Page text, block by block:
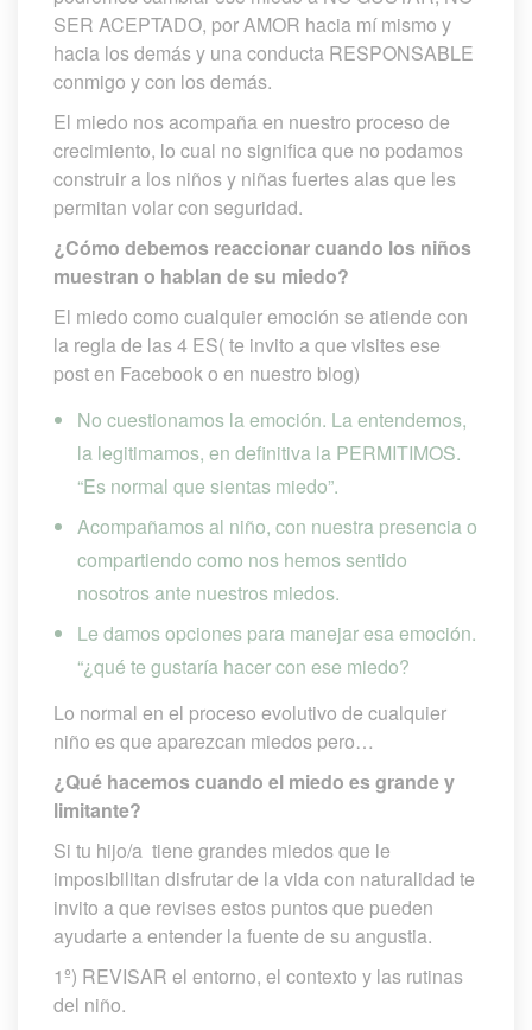
SER ACEPTADO, por AMOR hacia mí mismo y
hacia los demás y una conducta RESPONSABLE
conmigo y con los demás.
El miedo nos acompaña en nuestro proceso de
crecimiento, lo cual no significa que no podamos
construir a los niños y niñas fuertes alas que les
permitan volar con seguridad.
¿Cómo debemos reaccionar cuando los niños
muestran o hablan de su miedo?
El miedo como cualquier emoción se atiende con
la regla de las 4 ES( te invito a que visites ese
post en Facebook o en nuestro blog)
No cuestionamos la emoción. La entendemos,
la legitimamos, en definitiva la PERMITIMOS.
“Es normal que sientas miedo”.
Acompañamos al niño, con nuestra presencia o
compartiendo como nos hemos sentido
nosotros ante nuestros miedos.
Le damos opciones para manejar esa emoción.
“¿qué te gustaría hacer con ese miedo?
Lo normal en el proceso evolutivo de cualquier
niño es que aparezcan miedos pero…
¿Qué hacemos cuando el miedo es grande y
limitante?
Si tu hijo/a tiene grandes miedos que le
imposibilitan disfrutar de la vida con naturalidad te
invito a que revises estos puntos que pueden
ayudarte a entender la fuente de su angustia.
1º) REVISAR el entorno, el contexto y las rutinas
del niño.